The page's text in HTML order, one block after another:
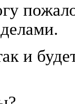
и